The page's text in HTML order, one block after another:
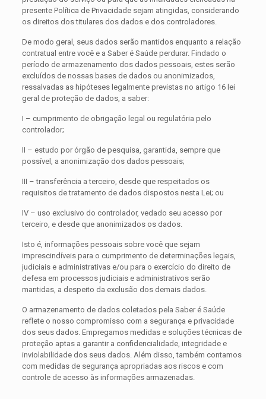
presente Política de Privacidade sejam atingidas, considerando
os direitos dos titulares dos dados e dos controladores.
De modo geral, seus dados serão mantidos enquanto a relação
contratual entre você e a Saber é Saúde perdurar. Findado o
período de armazenamento dos dados pessoais, estes serão
excluídos de nossas bases de dados ou anonimizados,
ressalvadas as hipóteses legalmente previstas no artigo 16 lei
geral de proteção de dados, a saber:
I – cumprimento de obrigação legal ou regulatória pelo
controlador;
II – estudo por órgão de pesquisa, garantida, sempre que
possível, a anonimização dos dados pessoais;
III – transferência a terceiro, desde que respeitados os
requisitos de tratamento de dados dispostos nesta Lei; ou
IV – uso exclusivo do controlador, vedado seu acesso por
terceiro, e desde que anonimizados os dados.
Isto é, informações pessoais sobre você que sejam
imprescindíveis para o cumprimento de determinações legais,
judiciais e administrativas e/ou para o exercício do direito de
defesa em processos judiciais e administrativos serão
mantidas, a despeito da exclusão dos demais dados.
O armazenamento de dados coletados pela Saber é Saúde
reflete o nosso compromisso com a segurança e privacidade
dos seus dados. Empregamos medidas e soluções técnicas de
proteção aptas a garantir a confidencialidade, integridade e
inviolabilidade dos seus dados. Além disso, também contamos
com medidas de segurança apropriadas aos riscos e com
controle de acesso às informações armazenadas.